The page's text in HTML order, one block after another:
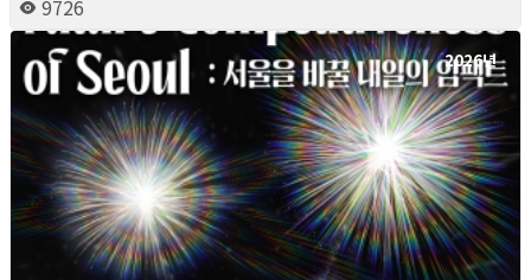
9726
2026년